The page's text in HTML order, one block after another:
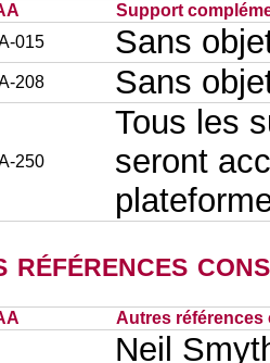
Support
015
Sans
208 Sans
250
Tous les
seront
références
Autres références
Neil